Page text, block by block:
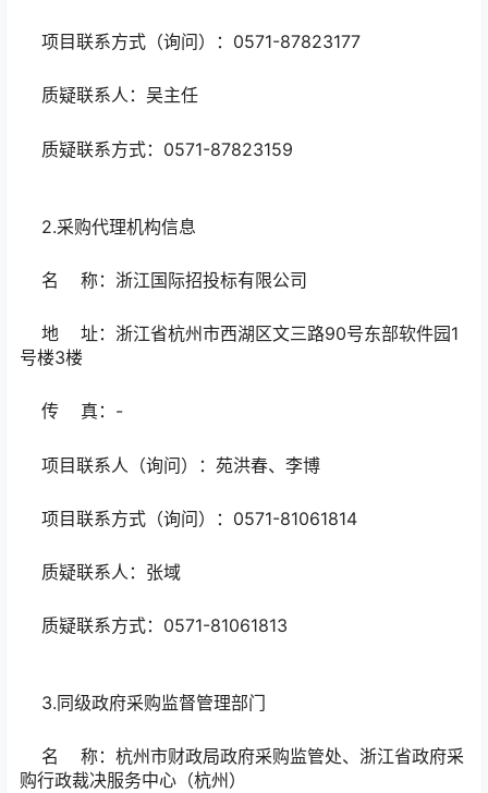
项目联系方式（询问）：0571-87823177
质疑联系人：吴主任
质疑联系方式：0571-87823159
2.采购代理机构信息
名 称：浙江国际招投标有限公司
地 址：浙江省杭州市西湖区文三路90号东部软件园1
号楼3楼
传 真：-
项目联系人（询问）：苑洪春、李博
项目联系方式（询问）：0571-81061814
质疑联系人：张域
质疑联系方式：0571-81061813
3.同级政府采购监督管理部门
名 称：杭州市财政局政府采购监管处、浙江省政府采
购行政裁决服务中心（杭州）